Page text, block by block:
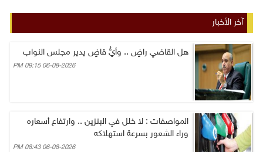
آخر الأخبار
هل القاضي راضٍ .. وأيُّ قاضٍ يدير مجلس النواب
06-08-2026 09:15 PM
المواصفات : لا خلل في البنزين .. وارتفاع أسعاره
وراء الشعور بسرعة استهلاكه
06-08-2026 08:43 PM